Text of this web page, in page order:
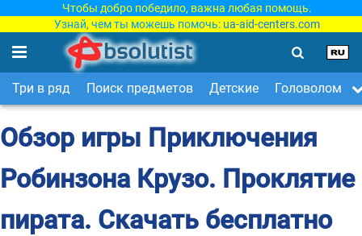
Чтобы добро победило, важна любая помощь.
Узнай, чем ты можешь помочь: ua-aid-centers.com
Три в ряд Поиск предметов Детские Головоломки
Обзор игры Приключения
Робинзона Крузо. Проклятие
пирата. Скачать бесплатно